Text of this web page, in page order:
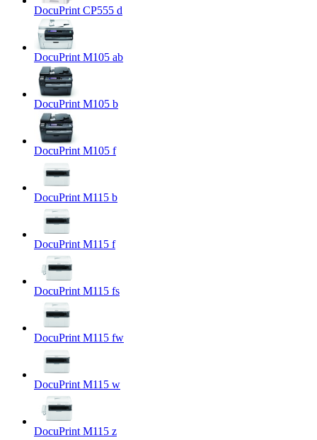
DocuPrint CP555 d
DocuPrint M105 ab
DocuPrint M105 b
DocuPrint M105 f
DocuPrint M115 b
DocuPrint M115 f
DocuPrint M115 fs
DocuPrint M115 fw
DocuPrint M115 w
DocuPrint M115 z